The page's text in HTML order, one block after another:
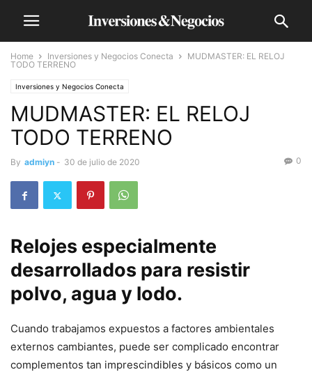
Home Inversiones y Negocios Conecta
MUDMASTER: EL RELOJ
TODO TERRENO
Inversiones y Negocios Conecta
MUDMASTER: EL RELOJ
TODO TERRENO
By admiyn - 30 de julio de 2020 0
Relojes especialmente
desarrollados para resistir
polvo, agua y lodo.
Cuando trabajamos expuestos a factores ambientales
externos cambiantes, puede ser complicado encontrar
complementos tan imprescindibles y básicos como un